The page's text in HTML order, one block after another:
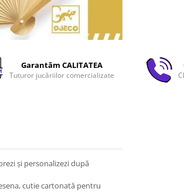
Garantăm CALITATEA
Tuturor jucăriilor comercializate
și personalizezi după
cutie cartonată pentru